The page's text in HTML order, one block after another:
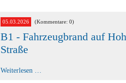
05.03.2026 (Kommentare: 0)
B1 - Fahrzeugbrand auf
Straße
Weiterlesen …